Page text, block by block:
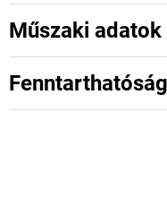
Műszaki adatok
Fenntarthatóság